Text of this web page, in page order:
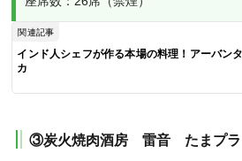
関連記事
インド人シェフが作る本場の料理！アーバン
カ
③炭火焼肉酒房 雷音 たまプラ